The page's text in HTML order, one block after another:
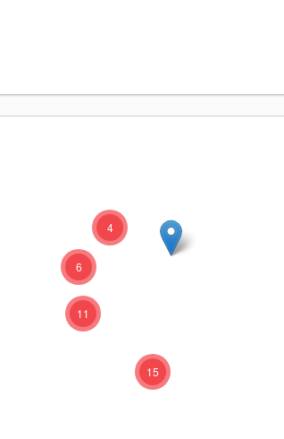
4
6
15
11